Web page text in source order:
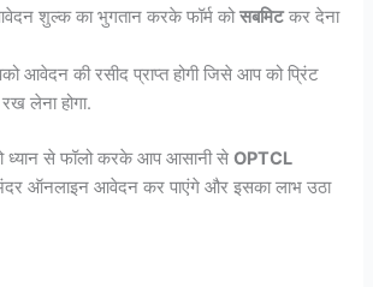
शुल्क का भुगतान करके फॉर्म कोसबमिटकर देना
आवेदन की रसीद प्राप्त होगी जिसे आप को प्रिंट
लेना होगा.
ध्यान से फॉलो करके आप आसानी सेOPTCL
ऑनलाइन आवेदन कर पाएंगे और इसका लाभ उठा